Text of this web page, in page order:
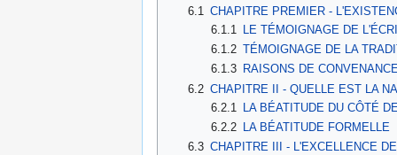
6.1
CHAPITRE PREMIER -
6.1.1
LE TÉMOIGNAGE DE
6.1.2 TÉMOIGNAGE DE LA
6.1.3 RAISONS DE
6.2 CHAPITRE II - QUELLE EST LA
6.2.1
LA BÉATITUDE DU CÔTÉ
6.2.2 LA BÉATITUDE FORMELLE
6.3 CHAPITRE III - L'EXCELLENCE